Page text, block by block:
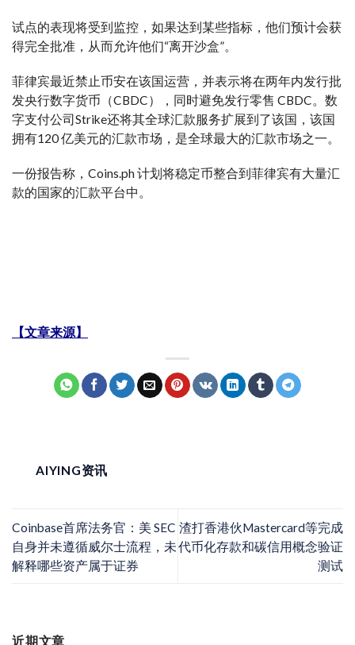
近期文章
试点的表现将受到监控，如果达到某些指标，他们预计会获
得完全批准，从而允许他们“离开沙盒”。
菲律宾最近禁止币安在该国运营，并表示将在两年内发行批
发央行数字货币（CBDC），同时避免发行零售 CBDC。数
字支付公司Strike还将其全球汇款服务扩展到了该国，该国
拥有120 亿美元的汇款市场，是全球最大的汇款市场之一。
一份报告称，Coins.ph 计划将稳定币整合到菲律宾有大量汇
款的国家的汇款平台中。
【文章来源】
AIYING资讯
Coinbase首席法务官：美 SEC
自身并未遵循威尔士流程，未
解释哪些资产属于证券
渣打香港伙Mastercard等完成
代币化存款和碳信用概念验证
测试